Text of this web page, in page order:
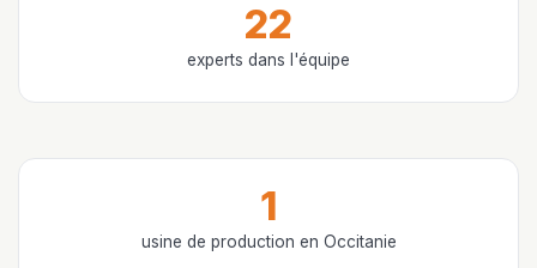
22
experts dans l'équipe
1
usine de production en Occitanie